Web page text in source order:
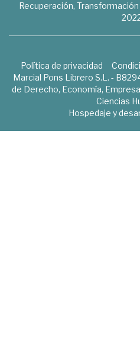
Recuperación,
Política de privacidad
Marcial Pons Librero S.L. -
de Derecho, Economía,
Ciencias
Hospedaje y